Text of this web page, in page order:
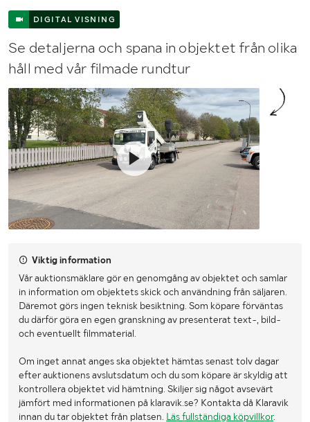
Mätarställning (h)
Arbetshöjd 17.9m
Plattformshöjd
Max räckvidd 10m
Maxlast (kg)
Antal personer
Plattformsdjup (mm)
Plattformsbredd (mm)
DIGITAL VISNING
Se detaljerna och spana in objektet från olika
håll med vår filmade rundtur
Viktig information
Vår auktionsmäklare gör en genomgång av objektet och samlar
in information om objektets skick och användning från säljaren.
Däremot görs ingen teknisk besiktning. Som köpare förväntas
du därför göra en egen granskning av presenterat text-, bild-
och eventuellt filmmaterial.
Om inget annat anges ska objektet hämtas senast tolv dagar
efter auktionens avslutsdatum och du som köpare är skyldig att
kontrollera objektet vid hämtning. Skiljer sig något avsevärt
jämfört med informationen på klaravik.se? Kontakta då Klaravik
innan du tar objektet från platsen. Läs fullständiga köpvillkor.